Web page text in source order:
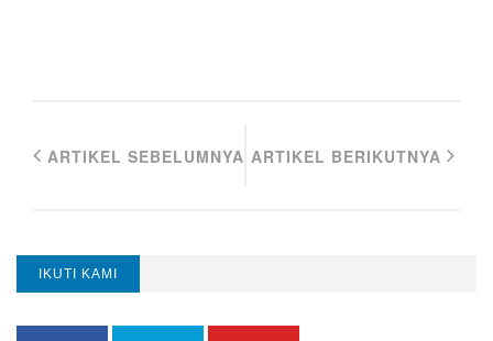
ARTIKEL SEBELUMNYA ARTIKEL BERIKUTNYA
IKUTI KAMI